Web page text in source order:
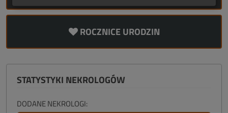
ROCZNICE URODZIN
STATYSTYKI NEKROLOGÓW
DODANE NEKROLOGI: